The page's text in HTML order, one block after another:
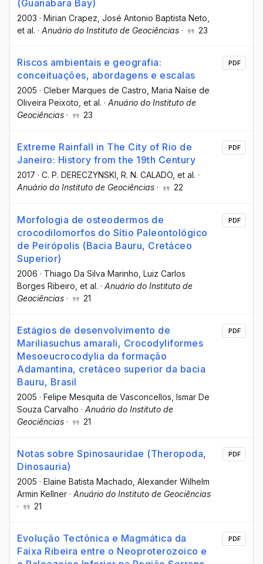
(Guanabara Bay)
2003 · Mirian Crapez , José Antonio Baptista Neto
et al. · Anuário do Instituto de Geociências · 23
Riscos ambientais e geografia:
conceituações, abordagens e escalas
2005 · Cleber Marques de Castro , Maria Naíse de
Oliveira Peixoto , et al. · Anuário do Instituto de
Geociências · 23
PDF
Extreme Rainfall in The City of Rio de
Janeiro: History from the 19th Century
2017 · C. P. DERECZYNSKI, R. N. CALADO, et al. ·
Anuário do Instituto de Geociências · 22
PDF
Morfologia de osteodermos de
crocodilomorfos do Sítio Paleontológico
de Peirópolis (Bacia Bauru, Cretáceo
Superior)
2006 · Thiago Da Silva Marinho , Luiz Carlos
Borges Ribeiro , et al. · Anuário do Instituto de
Geociências · 21
PDF
Estágios de desenvolvimento de
Mariliasuchus amarali, Crocodyliformes
Mesoeucrocodylia da formação
Adamantina, cretáceo superior da bacia
Bauru, Brasil
2005 · Felipe Mesquita de Vasconcellos , Ismar De
Souza Carvalho · Anuário do Instituto de
Geociências · 21
PDF
Notas sobre Spinosauridae (Theropoda,
Dinosauria)
2005 · Elaine Batista Machado , Alexander Wilhelm
Armin Kellner · Anuário do Instituto de Geociências
·
21
PDF
Evolução Tectônica e Magmática da
Faixa Ribeira entre o Neoproterozoico e
PDF